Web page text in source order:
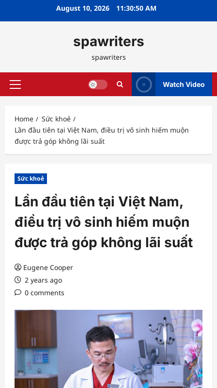
August 10, 2026 11:30:51 AM
spawriters
spawriters
Primary
Watch Video
Home
Sức khoẻ
Lần đầu tiên tại Việt Nam, điều trị vô sinh hiếm muộn
được trả góp không lãi suất
Sức khoẻ
Lần đầu tiên tại Việt Nam,
điều trị vô sinh hiếm muộn
được trả góp không lãi suất
Eugene Cooper
2 years ago
0 comments